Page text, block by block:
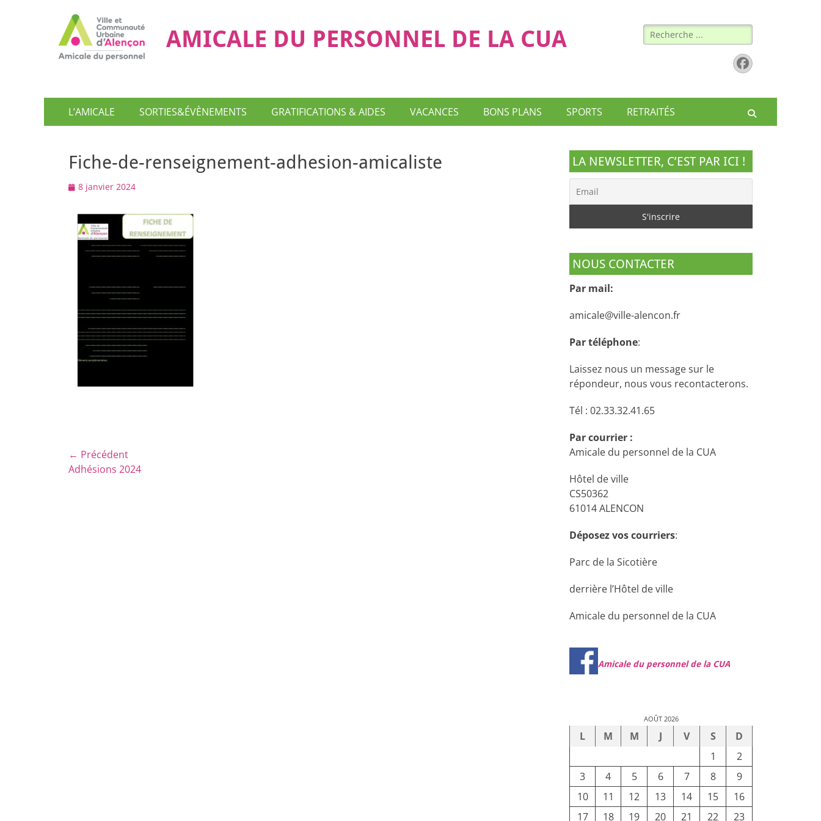
AMICALE DU PERSONNEL DE LA CUA Rechercher :
Facebook
Menu
principal
L’AMICALE SORTIES&ÉVÈNEMENTS GRATIFICATIONS & AIDES VACANCES BONS PLANS SPORTS RETRAITÉS
Fiche-de-renseignement-adhesion-amicaliste
Posted
8 janvier 2024
Navigation
de
← Précédent
Article
Adhésions 2024
LA NEWSLETTER, C’EST PAR ICI !
NOUS CONTACTER
Par mail:
amicale@ville-alencon.fr
Par téléphone:
Laissez nous un message sur le
répondeur, nous vous recontacterons.
Tél : 02.33.32.41.65
Par courrier :
Amicale du personnel de la CUA
Hôtel de ville
CS50362
61014 ALENCON
Déposez vos courriers:
Parc de la Sicotière
derrière l’Hôtel de ville
Amicale du personnel de la CUA
Amicale du personnel de la CUA
AOÛT 2026
L M M J V S
D
1
2
3
4 5 6 7 8
9
10
11 12 13 14 15
16
17
18 19 20 21 22 23